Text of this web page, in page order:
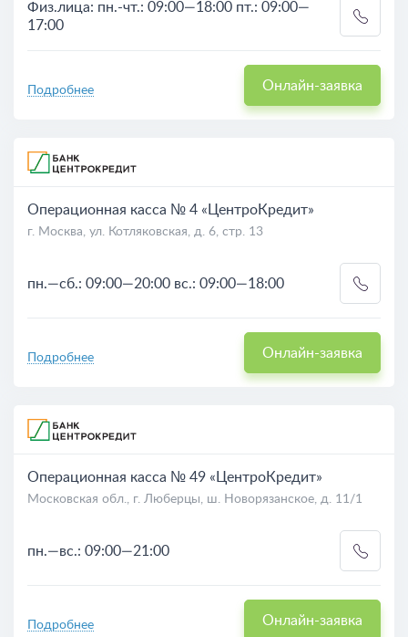
Физ.лица: пн.-чт.: 09:00—18:00 пт.: 09:00—
17:00
Подробнее Онлайн-заявка
Операционная касса № 4 «ЦентроКредит»
г. Москва, ул. Котляковская, д. 6, стр. 13
пн.—сб.: 09:00—20:00 вс.: 09:00—18:00
Подробнее Онлайн-заявка
Операционная касса № 49 «ЦентроКредит»
Московская обл., г. Люберцы, ш. Новорязанское, д. 11/1
пн.—вс.: 09:00—21:00
Подробнее Онлайн-заявка